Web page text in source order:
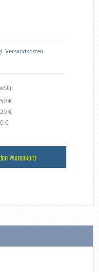
Versandkosten
€
€
€
Warenkorb